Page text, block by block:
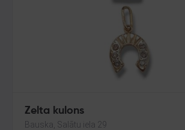
Zelta kulons
Bauska, Salātu iela 29